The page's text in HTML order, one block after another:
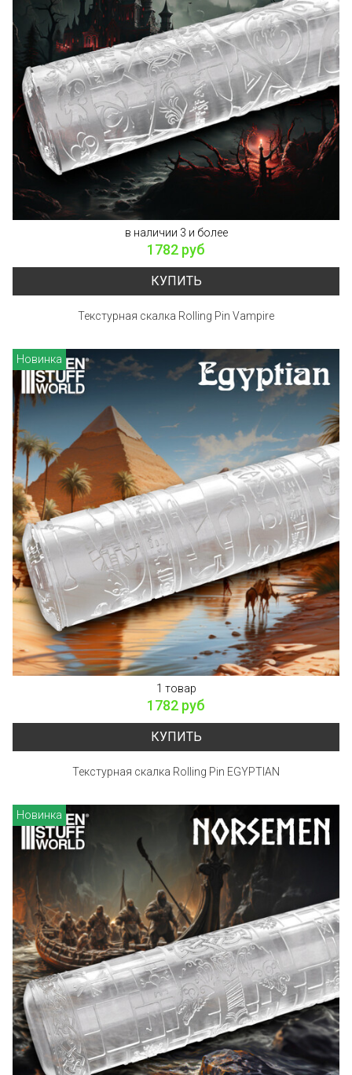
в наличии 3 и более
1782 руб
КУПИТЬ
Текстурная скалка Rolling Pin Vampire
Новинка
1 товар
1782 руб
КУПИТЬ
Текстурная скалка Rolling Pin EGYPTIAN
Новинка